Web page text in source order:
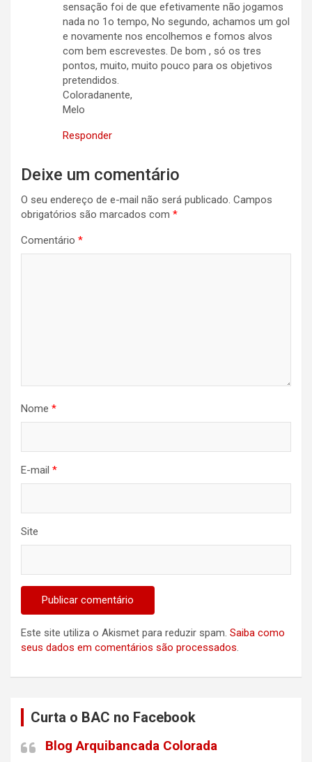
sensação foi de que efetivamente não jogamos
nada no 1o tempo, No segundo, achamos um gol
e novamente nos encolhemos e fomos alvos
com bem escrevestes. De bom , só os tres
pontos, muito, muito pouco para os objetivos
pretendidos.
Coloradanente,
Melo
Responder
Deixe um comentário
O seu endereço de e-mail não será publicado. Campos
obrigatórios são marcados com *
Comentário *
Nome *
E-mail *
Site
Este site utiliza o Akismet para reduzir spam. Saiba como
seus dados em comentários são processados.
Curta o BAC no Facebook
Blog Arquibancada Colorada